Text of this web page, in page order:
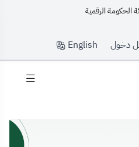
الرقمية
دخول English